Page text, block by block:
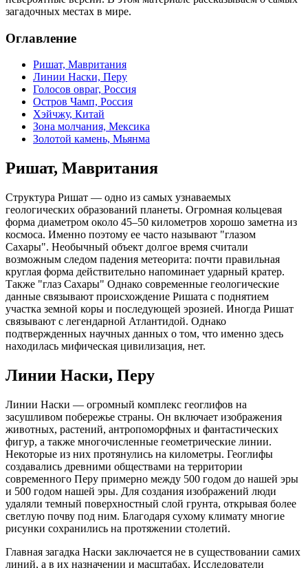
загадочных местах в мире.
Оглавление
Ришат, Мавритания
Линии Наски, Перу
Голосов овраг, Россия
Остров Чамп, Россия
Хэйчжу, Китай
Зона молчания, Мексика
Золотой камень, Мьянма
Ришат, Мавритания
Структура Ришат — одно из самых узнаваемых
геологических образований планеты. Огромная кольцевая
форма диаметром около 45–50 километров хорошо заметна из
космоса. Именно поэтому ее часто называют "глазом
Сахары". Необычный объект долгое время считали
возможным следом падения метеорита: почти правильная
круглая форма действительно напоминает ударный кратер.
Также "глаз Сахары" Однако современные геологические
данные связывают происхождение Ришата с поднятием
участка земной коры и последующей эрозией. Иногда Ришат
связывают с легендарной Атлантидой. Однако
подтвержденных научных данных о том, что именно здесь
находилась мифическая цивилизация, нет.
Линии Наски, Перу
Линии Наски — огромный комплекс геоглифов на
засушливом побережье страны. Он включает изображения
животных, растений, антропоморфных и фантастических
фигур, а также многочисленные геометрические линии.
Некоторые из них протянулись на километры. Геоглифы
создавались древними обществами на территории
современного Перу примерно между 500 годом до нашей эры
и 500 годом нашей эры. Для создания изображений люди
удаляли темный поверхностный слой грунта, открывая более
светлую почву под ним. Благодаря сухому климату многие
рисунки сохранились на протяжении столетий.
Главная загадка Наски заключается не в существовании самих
линий, а в их назначении и масштабах. Исследователи